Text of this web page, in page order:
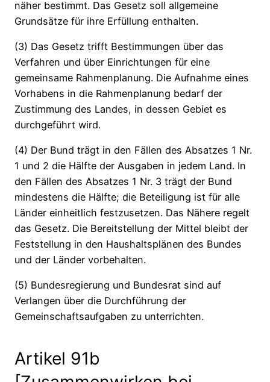
näher bestimmt. Das Gesetz soll allgemeine
Grundsätze für ihre Erfüllung enthalten.
(3) Das Gesetz trifft Bestimmungen über das
Verfahren und über Einrichtungen für eine
gemeinsame Rahmenplanung. Die Aufnahme eines
Vorhabens in die Rahmenplanung bedarf der
Zustimmung des Landes, in dessen Gebiet es
durchgeführt wird.
(4) Der Bund trägt in den Fällen des Absatzes 1 Nr.
1 und 2 die Hälfte der Ausgaben in jedem Land. In
den Fällen des Absatzes 1 Nr. 3 trägt der Bund
mindestens die Hälfte; die Beteiligung ist für alle
Länder einheitlich festzusetzen. Das Nähere regelt
das Gesetz. Die Bereitstellung der Mittel bleibt der
Feststellung in den Haushaltsplänen des Bundes
und der Länder vorbehalten.
(5) Bundesregierung und Bundesrat sind auf
Verlangen über die Durchführung der
Gemeinschaftsaufgaben zu unterrichten.
Artikel 91b